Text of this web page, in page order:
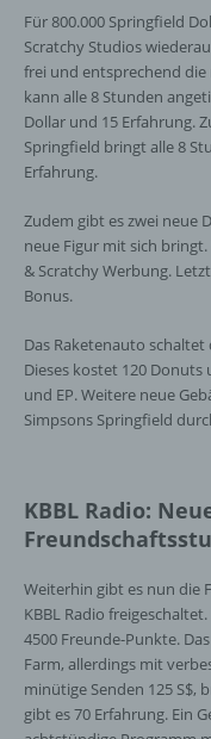
Für 800.000 Springfield
Scratchy Studios
frei und entsprechend die
kann alle 8 Stunden
Dollar und 15 Erfahrung.
Springfield bringt alle 8
Erfahrung.
Zudem gibt es zwei neue
neue Figur mit sich
& Scratchy Werbung.
Bonus.
Das Raketenauto schaltet
Dieses kostet 120
und EP. Weitere neue
Simpsons Springfield
KBBL Radio:
Weiterhin gibt es nun die
KBBL Radio
4500 Freunde-Punkte.
Farm, allerdings mit
minütige Senden 125 S$,
gibt es 70 Erfahrung. Ein